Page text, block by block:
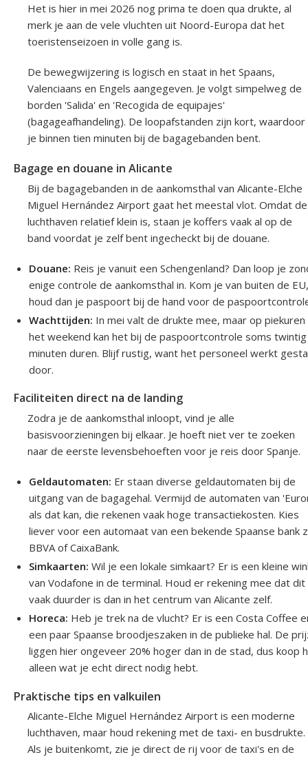
Het is hier in mei 2026 nog prima te doen qua drukte, al
merk je aan de vele vluchten uit Noord-Europa dat het
toeristenseizoen in volle gang is.
De bewegwijzering is logisch en staat in het Spaans,
Valenciaans en Engels aangegeven. Je volgt simpelweg de
borden 'Salida' en 'Recogida de equipajes'
(bagageafhandeling). De loopafstanden zijn kort, waardoor
je binnen tien minuten bij de bagagebanden bent.
Bagage en douane in Alicante
Bij de bagagebanden in de aankomsthal van Alicante-Elche
Miguel Hernández Airport gaat het meestal vlot. Omdat de
luchthaven relatief klein is, staan je koffers vaak al op de
band voordat je zelf bent ingecheckt bij de douane.
Douane: Reis je vanuit een Schengenland? Dan loop je
enige controle de aankomsthal in. Kom je van buiten de
houd dan je paspoort bij de hand voor de
Wachttijden: In mei valt de drukte mee, maar op piekuren
het weekend kan het bij de paspoortcontrole soms twintig
minuten duren. Blijf rustig, want het personeel werkt
door.
Faciliteiten direct na de landing
Zodra je de aankomsthal inloopt, vind je alle
basisvoorzieningen bij elkaar. Je hoeft niet ver te zoeken
naar de eerste levensbehoeften voor je reis door Spanje.
Geldautomaten: Er staan diverse geldautomaten bij de
uitgang van de bagagehal. Vermijd de automaten van
als dat kan, die rekenen vaak hoge transactiekosten. Kies
liever voor een automaat van een bekende Spaanse bank
BBVA of CaixaBank.
Simkaarten: Wil je een lokale simkaart? Er is een kleine
van Vodafone in de terminal. Houd er rekening mee dat dit
vaak duurder is dan in het centrum van Alicante zelf.
Horeca: Heb je trek na de vlucht? Er is een Costa Coffee
een paar Spaanse broodjeszaken in de publieke hal. De
liggen hier ongeveer 20% hoger dan in de stad, dus koop
alleen wat je echt direct nodig hebt.
Praktische tips en valkuilen
Alicante-Elche Miguel Hernández Airport is een moderne
luchthaven, maar houd rekening met de taxi- en busdrukte.
Als je buitenkomt, zie je direct de rij voor de taxi's en de